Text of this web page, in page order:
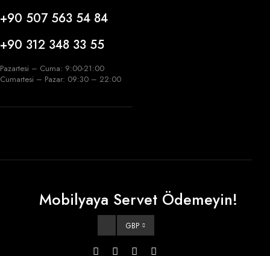
+90 507 563 54 84
+90 312 348 33 55
Pazartesi – Cuma: 9:00-21:00
Cumartesi – Pazar: 09:30 – 22:00
Mobilyaya Servet Ödemeyin!
GBP